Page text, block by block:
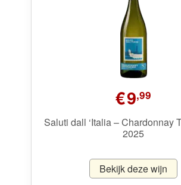
€9,99
Saluti dall ‘Italia – Chardonnay
2025
Bekijk deze wijn